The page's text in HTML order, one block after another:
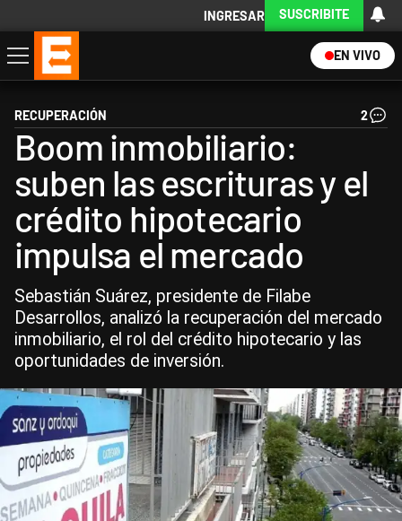
INGRESAR SUSCRIBITE
EN VIVO
Economía
Política
Internacional
Actualidad
Descargá la App
RECUPERACIÓN 2
Boom inmobiliario:
suben las escrituras y el
crédito hipotecario
impulsa el mercado
Sebastián Suárez, presidente de Filabe
Desarrollos, analizó la recuperación del mercado
inmobiliario, el rol del crédito hipotecario y las
oportunidades de inversión.